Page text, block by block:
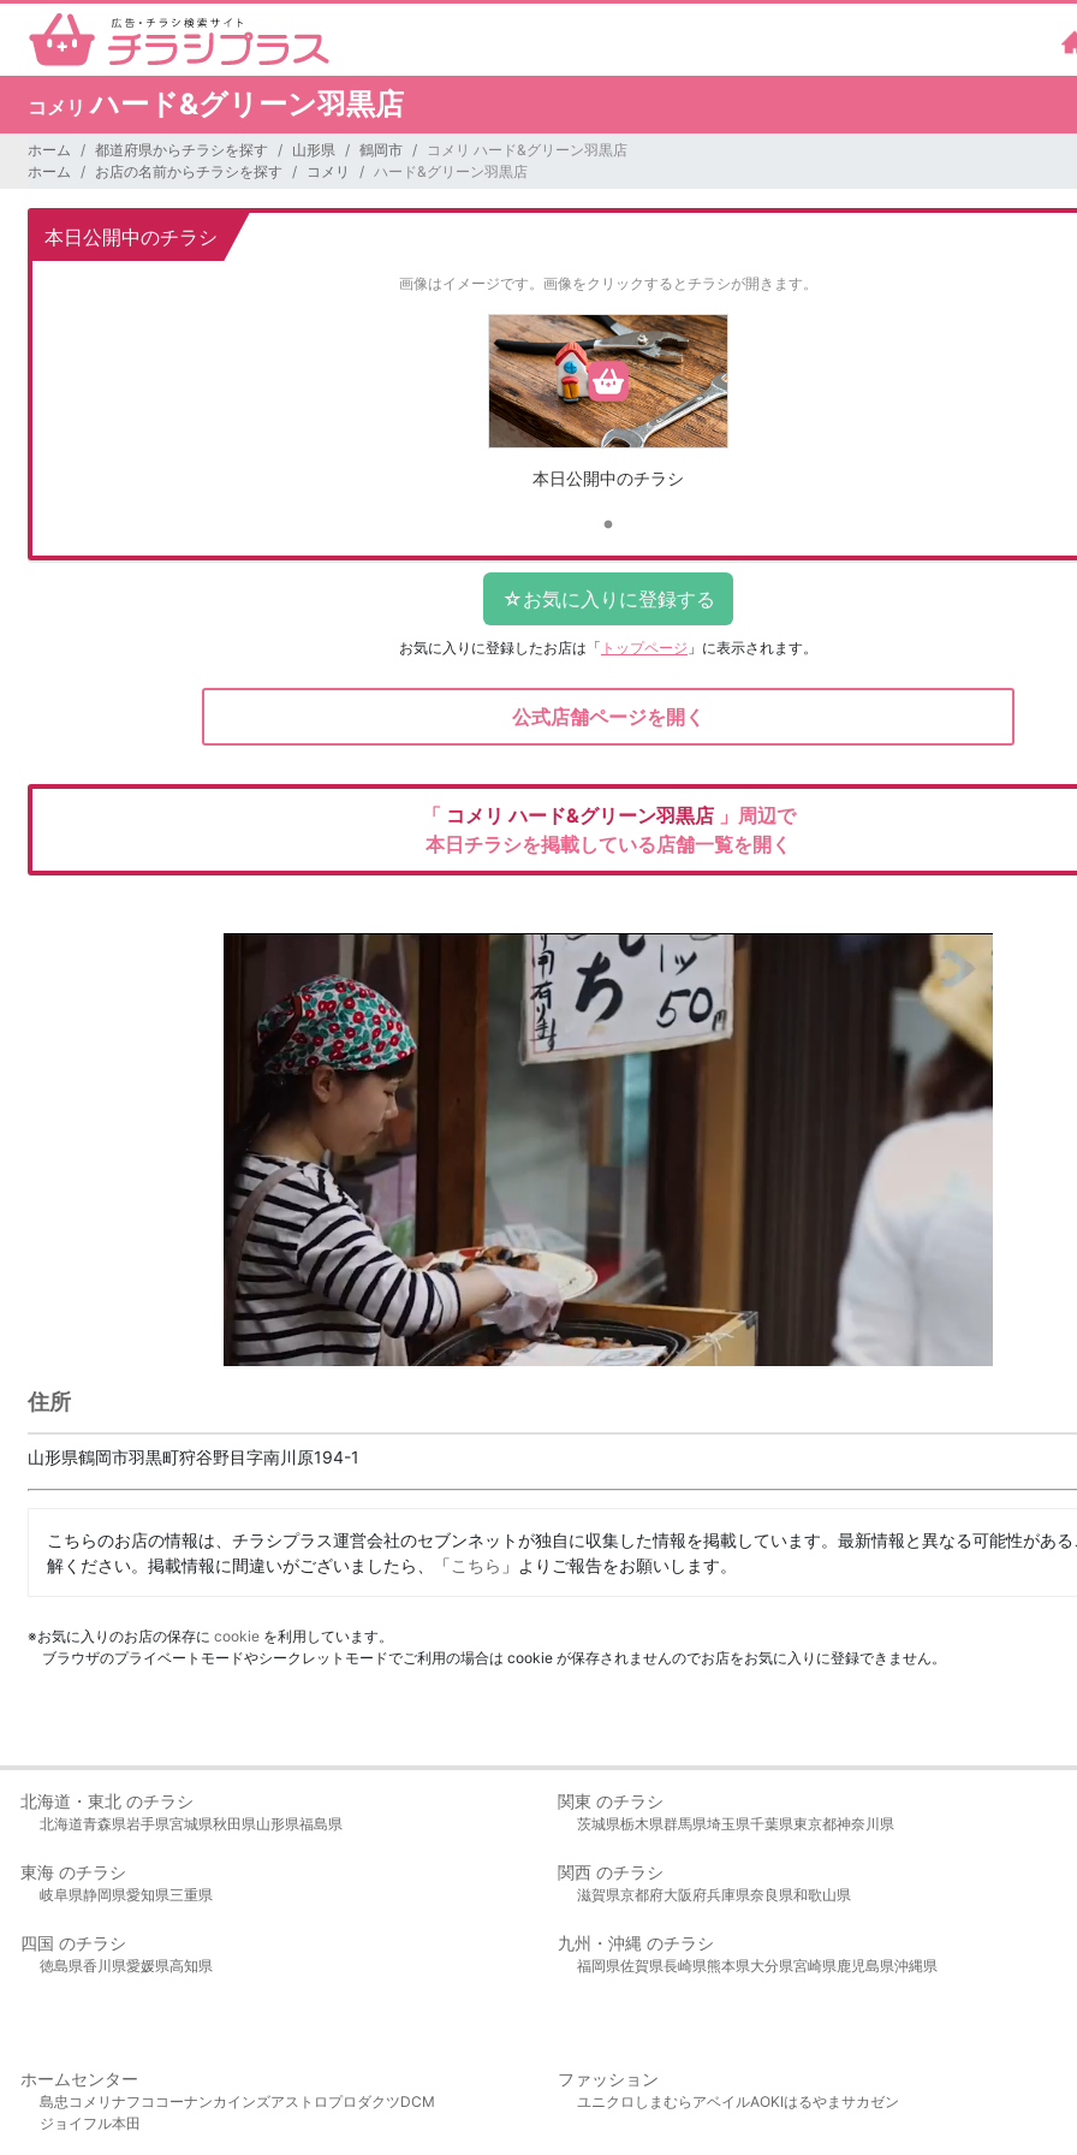
コメリハード&グリーン羽黒店
ホーム 都道府県からチラシを探す 山形県 鶴岡市
コメリ ハード&グリーン羽黒店
ホーム
お店の名前からチラシを探す コメリ ハード&グリーン羽黒店
本日公開中のチラシ
画像はイメージです。 画像をクリックするとチラシが開きます。
本日公開中のチラシ
お気に入りに登録したお店は 「 トップページ 」に表示されます。
公式店舗ページを開く
「 コメリハード&グリーン羽黒店 」周辺で
本日チラシを掲載している店舗一覧を開く
住所
山形県鶴岡市羽黒町狩谷野目字南川原194-1
こちらのお店の情報は、チラシプラス運営会社のセブンネットが独自に収集した情報を掲載しています。最新情報と異なる可能性があ
解ください。掲載情報に間違いがございましたら、「こちら 」よりご報告をお願いします。
※お気に入りのお店の保存に cookie を利用しています。
ブラウザのプライベートモードやシークレットモードでご利用の場合は cookie が保存されませんのでお店をお気に入りに登録できません。
北海道・東北 のチラシ
北海道青森県岩手県宮城県秋田県山形県福島県
関東 のチラシ
茨城県栃木県群馬県埼玉県千葉県東京都神奈川県
東海 のチラシ
岐阜県静岡県愛知県三重県
関西 のチラシ
滋賀県京都府大阪府兵庫県奈良県和歌山県
四国 のチラシ
徳島県香川県愛媛県高知県
九州・沖縄 のチラシ
福岡県佐賀県長崎県熊本県大分県宮崎県鹿児島県沖縄県
ホームセンター
島忠 コメリ ナフコ コーナンカインズアストロプロダクツDCM
ジョイフル本田
ファッション
ユニクロ しまむら アベイルAOKIはるやま サカゼン